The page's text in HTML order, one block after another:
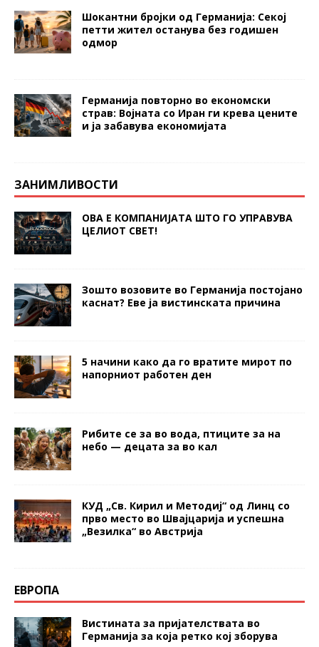
Шокантни бројки од Германија: Секој
петти жител останува без годишен
одмор
Германија повторно во економски
страв: Војната со Иран ги крева цените
и ја забавува економијата
ЗАНИМЛИВОСТИ
ОВА Е КОМПАНИЈАТА ШТО ГО УПРАВУВА
ЦЕЛИОТ СВЕТ!
Зошто возовите во Германија постојано
каснат? Еве ја вистинската причина
5 начини како да го вратите мирот по
напорниот работен ден
Рибите се за во вода, птиците за на
небо — децата за во кал
КУД „Св. Кирил и Методиј“ од Линц со
прво место во Швајцарија и успешна
„Везилка“ во Австрија
ЕВРОПА
Вистината за пријателствата во
Германија за која ретко кој зборува